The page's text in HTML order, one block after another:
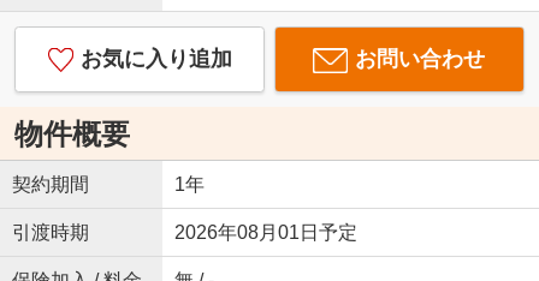
お気に入り追加 お問い合わせ
物件概要
契約期間 1年
引渡時期 2026年08月01日予定